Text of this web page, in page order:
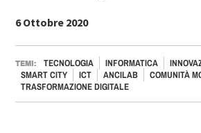
6 Ottobre 2020
TEMI: TECNOLOGIA INFORMATICA
SMART CITY
ICT ANCILAB
COMUNITÀ
TRASFORMAZIONE DIGITALE